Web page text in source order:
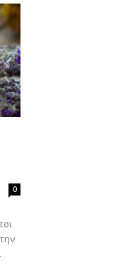
0